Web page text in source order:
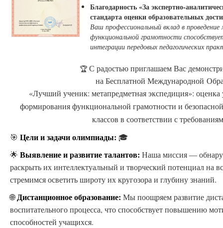
Благодарность «За экспертно-
стандарта оценки образовательных
Ваш профессиональный вклад в
функциональной грамотности
интеграции передовых педагогических
🏆 С радостью приглашаем Вас
на Бесплатной Международной
«Лучший ученик: метапредметная экспедиция»:
формирования функциональной грамотности и
классов в соответствии с
🎯 Цели и задачи олимпиады: 🎓
🌟 Выявление и развитие талантов: Наша миссия —
раскрыть их интеллектуальный и творческий потенциал на
стремимся осветить широту их кругозора и глубину знаний.
🌐Дистанционное образование: Мы поощряем развитие
воспитательного процесса, что способствует повышению
способностей учащихся.